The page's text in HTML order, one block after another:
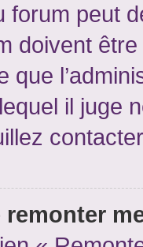
forum peut
doivent
que
il juge